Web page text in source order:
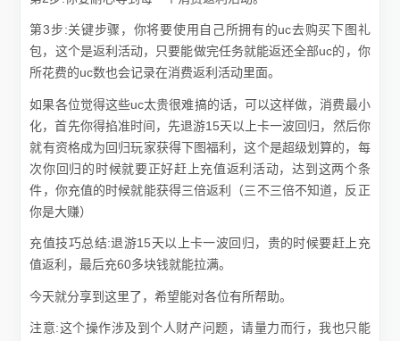
第3步:关键步骤，你将要使用自己所拥有的uc去购买下图礼
包，这个是返利活动，只要能做完任务就能返还全部uc的，你
所花费的uc数也会记录在消费返利活动里面。
如果各位觉得这些uc太贵很难搞的话，可以这样做，消费最小
化，首先你得掐准时间，先退游15天以上卡一波回归，然后你
就有资格成为回归玩家获得下图福利，这个是超级划算的，每
次你回归的时候就要正好赶上充值返利活动，达到这两个条
件，你充值的时候就能获得三倍返利（三不三倍不知道，反正
你是大赚）
充值技巧总结:退游15天以上卡一波回归，贵的时候要赶上充
值返利，最后充60多块钱就能拉满。
今天就分享到这里了，希望能对各位有所帮助。
注意:这个操作涉及到个人财产问题，请量力而行，我也只能